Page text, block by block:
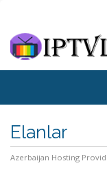
Elanlar
Azerbaijan Hosting